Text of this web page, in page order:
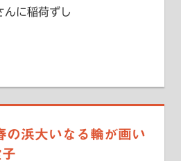
んに稲荷ずし
の浜大いなる輪が画い